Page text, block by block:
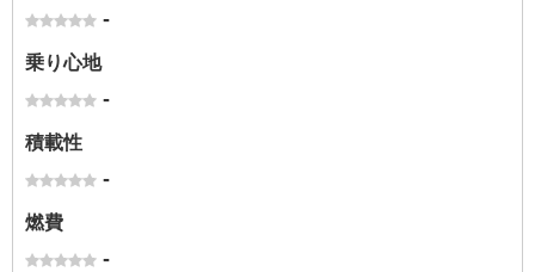
-
乗り心地
-
積載性
-
燃費
-